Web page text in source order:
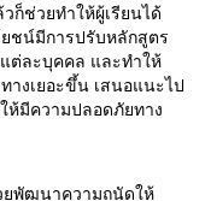
ก็ช่วยทำให้ผู้เรียนได้
ชน์มีการปรับหลักสูตร
ต่ละบุคคล และทำให้
างเยอะขึ้น เสนอแนะไป
ห้มีความปลอดภัยทาง
ยพัฒนาความถนัดให้